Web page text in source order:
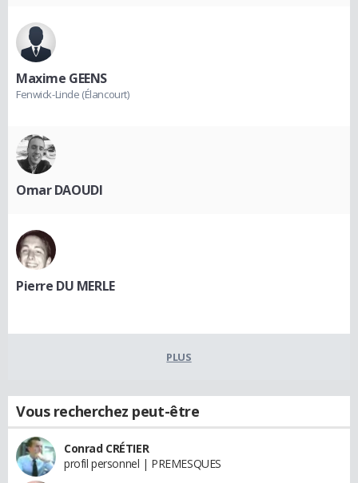
Maxime GEENS
Fenwick-Linde (Élancourt)
Omar DAOUDI
Pierre DU MERLE
PLUS
Vous recherchez peut-être
Conrad CRÉTIER
profil personnel | PREMESQUES